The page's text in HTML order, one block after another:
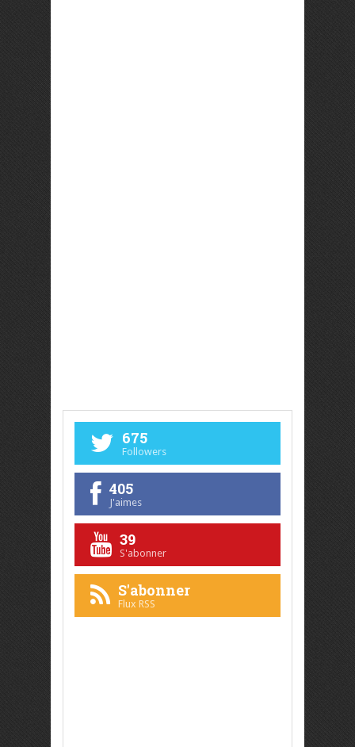
675
Followers
405
J'aimes
39
S'abonner
S'abonner
Flux RSS